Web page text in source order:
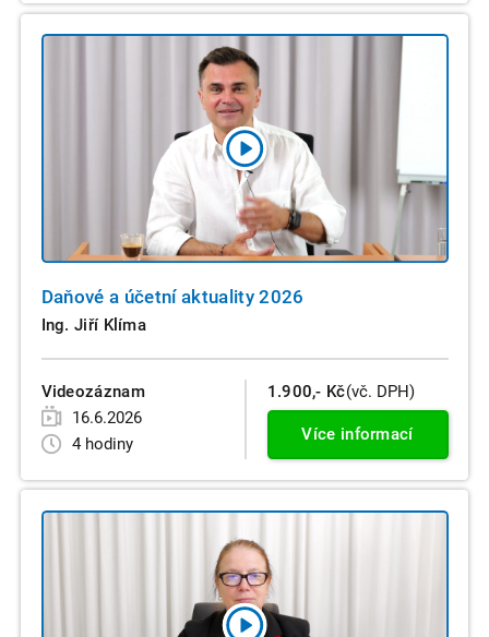
Daňové a účetní aktuality 2026
Ing. Jiří Klíma
Videozáznam
16.6.2026
4 hodiny
1.900,- Kč(vč. DPH)
Více informací